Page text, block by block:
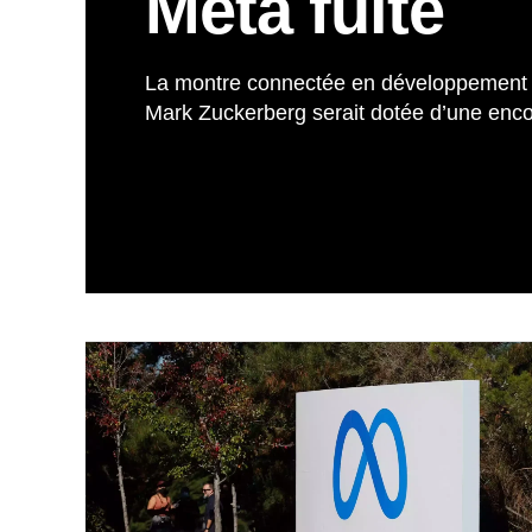
La montre connectée en
Mark Zuckerberg serait dotée d’une